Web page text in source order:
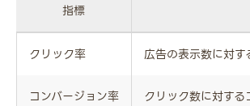
指標
クリック率 広告の表示数に対す
コンバージョン率 クリック数に対す